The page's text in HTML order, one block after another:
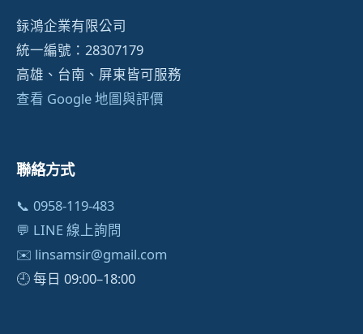
銢鴻企業有限公司
統一編號：28307179
高雄、台南、屏東皆可服務
查看 Google 地圖與評價
聯絡方式
📞 0958-119-483
💬 LINE 線上詢問
✉️ linsamsir@gmail.com
🕘 每日 09:00–18:00